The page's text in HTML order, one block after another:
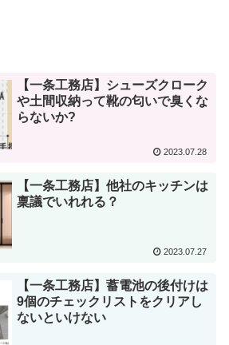
【一条工務店】シューズクローク
や土間収納って靴の匂いで臭くな
らないか?
2023.07.28
【一条工務店】他社のキッチンは
稟議でいれれる？
2023.07.27
【一条工務店】蓄電池の後付けは
9個のチェックリストをクリアし
ないといけない